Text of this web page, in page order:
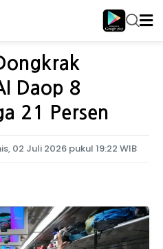
Daop 8
21 Persen
02 Juli 2026 pukul 19:22 WIB